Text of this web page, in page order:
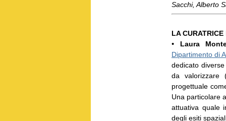
Sacchi, Alberto
LA
• Laura
Dipartimento di
dedicato
da valorizzare
progettuale
Una particolare
attuativa quale
degli esiti